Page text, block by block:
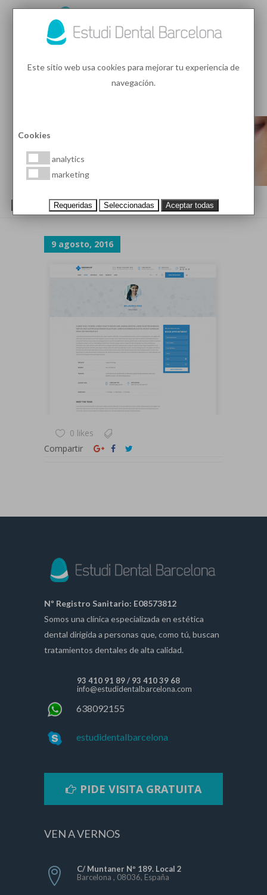
LANDING-SLIDE-GRAPHIC-3
9 agosto, 2016
0 likes
Compartir
Nº Registro Sanitario: E08573812
Somos una clínica especializada en estética
dental dirigida a personas que, como tú, buscan
tratamientos dentales de alta calidad.
93 410 91 89/ 93 410 39 68
info@estudidentalbarcelona.com
638092155
estudidentalbarcelona
PIDE VISITA GRATUITA
VEN A VERNOS
C/ Muntaner Nº 189. Local 2
Barcelona , 08036, España
Este sitio web usa cookies para mejorar tu experiencia de
navegación.
Cookies
analytics
marketing
Requeridas Seleccionadas Aceptar todas